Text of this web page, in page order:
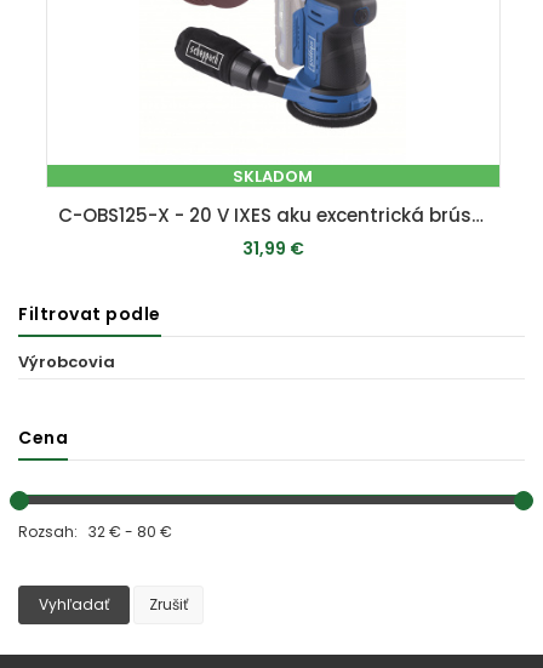
SKLADOM
C-OBS125-X - 20 V IXES aku excentrická brúska (bez batérie a nabíjačky)
31,99 €
Filtrovat podle
Výrobcovia
Cena
Rozsah: 32 € - 80 €
Vyhľadať Zrušiť